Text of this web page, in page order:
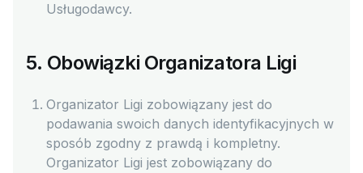
Usługodawcy.
5. Obowiązki Organizatora Ligi
Organizator Ligi zobowiązany jest do
podawania swoich danych identyfikacyjnych w
sposób zgodny z prawdą i kompletny.
Organizator Ligi jest zobowiązany do